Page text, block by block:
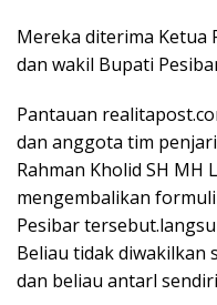
Mereka diterima Ketua
dan wakil Bupati
Pantauan
dan anggota tim
Rahman Kholid SH MH
mengembalikan
Pesibar
Beliau tidak
dan beliau antarl